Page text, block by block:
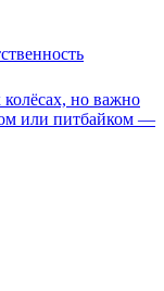
но важно
или питбайком —